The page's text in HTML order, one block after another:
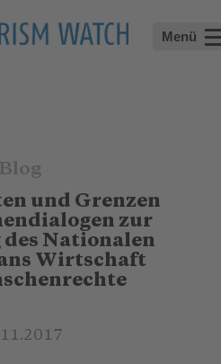
Menü
Blog
und Grenzen
zur
Nationalen
Wirtschaft